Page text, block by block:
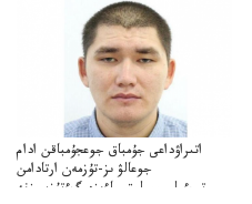
اتىراۋداعى جۇمباق جوعجۇمباقن ادام
جوعالۋ ىز-تۇزمەن ارتادامن
وتبءولىمىپوليتسياءىزەرگءتۇزسىزنە